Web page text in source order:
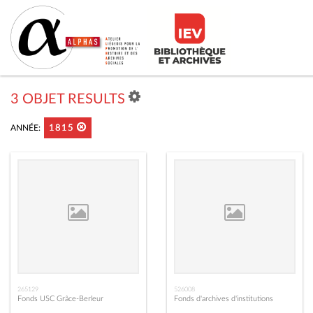
3 OBJET RESULTS
ANNÉE: 1815
265129
Fonds USC Grâce-Berleur
526008
Fonds d'archives d'institutions